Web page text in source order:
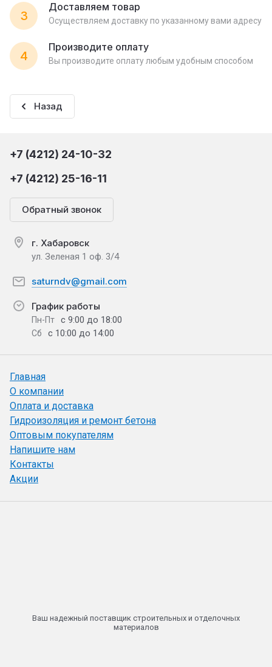
3
Доставляем товар
Осуществляем доставку по указанному вами адресу
4
Производите оплату
Вы производите оплату любым удобным способом
Назад
+7 (4212) 24-10-32
+7 (4212) 25-16-11
Обратный звонок
г. Хабаровск
ул. Зеленая 1 оф. 3/4
saturndv@gmail.com
График работы
Пн-Пт с 9:00 до 18:00
Сб с 10:00 до 14:00
Главная
О компании
Оплата и доставка
Гидроизоляция и ремонт бетона
Оптовым покупателям
Напишите нам
Контакты
Акции
Ваш надежный поставщик строительных и отделочных
материалов